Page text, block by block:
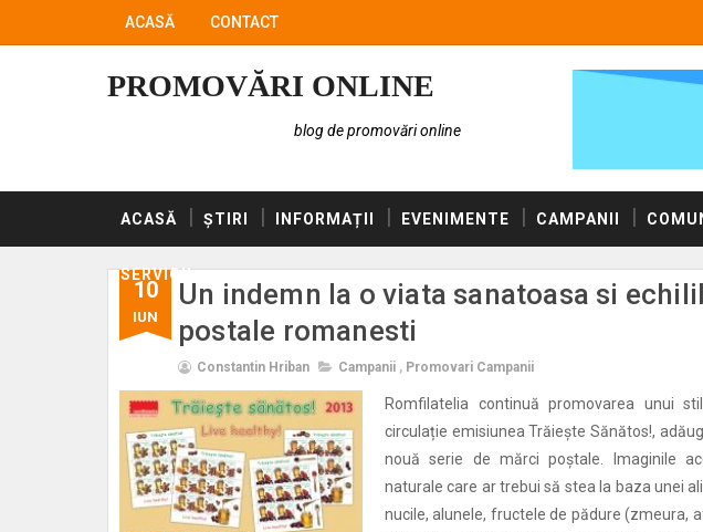
ACASĂ CONTACT
PROMOVĂRI ONLINE
blog de promovări online
ACASĂ ȘTIRI INFORMAȚII EVENIMENTE CAMPANII
SERVICII
10
IUN
Un indemn la o viata sanatoasa si
postale romanesti
Constantin Hriban Campanii , Promovari Campanii
Romfilatelia continuă promovarea unui
circulație emisiunea Trăiește Sănătos!,
nouă serie de mărci poștale. Imaginile
naturale care ar trebui să stea la baza unei
nucile, alunele, fructele de pădure (zmeura,